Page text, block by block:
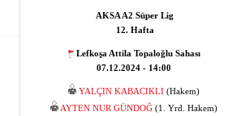
AKSA A2 Süper Lig
12. Hafta
Lefkoşa Attila Topaloğlu Sahası
07.12.2024 - 14:00
YALÇIN KABACIKLI(Hakem)
AYTEN NUR GÜNDOĞ(1. Yrd. Hakem)